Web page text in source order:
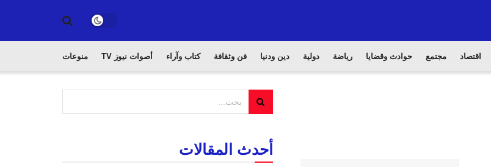
اقتصاد مجتمع حوادث وقضايا رياضة دولية دين ودنيا فن وثقافة كتاب وآراء أصوات نيوز TV منوعات
أحدث المقالات